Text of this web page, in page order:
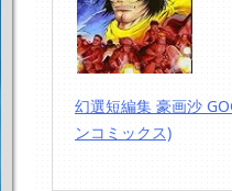
幻選短編集 豪画沙
ンコミックス)